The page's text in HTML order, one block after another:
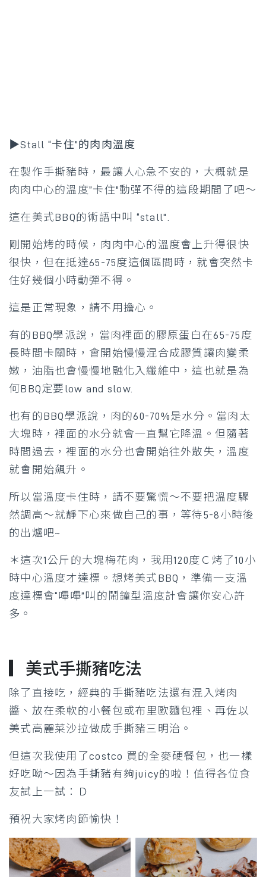
▶Stall “卡住”的肉肉溫度
在製作手撕豬時，最讓人心急不安的，大概就是
肉肉中心的溫度”卡住"動彈不得的這段期間了吧～
這在美式BBQ的術語中叫 “stall".
剛開始烤的時候，肉肉中心的溫度會上升得很快
很快，但在抵達65-75度這個區間時，就會突然卡
住好幾個小時動彈不得。
這是正常現象，請不用擔心。
有的BBQ學派說，當肉裡面的膠原蛋白在65-75度
長時間卡關時，會開始慢慢混合成膠質讓肉變柔
嫩，油脂也會慢慢地融化入纖維中，這也就是為
何BBQ定要low and slow.
也有的BBQ學派說，肉的60-70%是水分。當肉太
大塊時，裡面的水分就會一直幫它降溫。但隨著
時間過去，裡面的水分也會開始往外散失，溫度
就會開始飆升。
所以當溫度卡住時，請不要驚慌～不要把溫度驟
然調高～就靜下心來做自己的事，等待5-8小時後
的出爐吧~
＊這次1公斤的大塊梅花肉，我用120度Ｃ烤了10小
時中心溫度才達標。想烤美式BBQ，準備一支溫
度達標會“嗶嗶”叫的鬧鐘型溫度計會讓你安心許
多。
▎美式手撕豬吃法
除了直接吃，經典的手撕豬吃法還有混入烤肉
醬、放在柔軟的小餐包或布里歐麵包裡、再佐以
美式高麗菜沙拉做成手撕豬三明治。
但這次我使用了costco 買的全麥硬餐包，也一樣
好吃呦～因為手撕豬有夠juicy的啦！值得各位食
友試上一試：Ｄ
預祝大家烤肉節愉快！